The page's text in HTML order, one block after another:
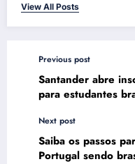
View All Posts
Previous post
Santander abre
para estudantes
Next post
Saiba os passos
Portugal sendo